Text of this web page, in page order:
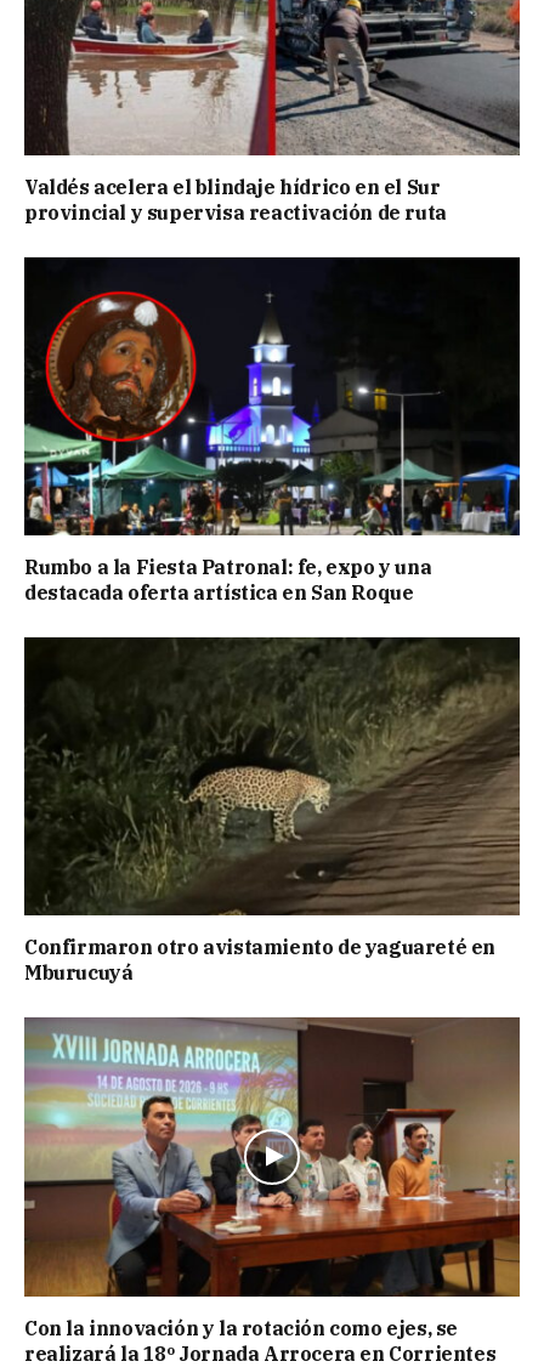
Valdés acelera el blindaje hídrico en el Sur
provincial y supervisa reactivación de ruta
Rumbo a la Fiesta Patronal: fe, expo y una
destacada oferta artística en San Roque
Confirmaron otro avistamiento de yaguareté en
Mburucuyá
Con la innovación y la rotación como ejes, se
realizará la 18º Jornada Arrocera en Corrientes